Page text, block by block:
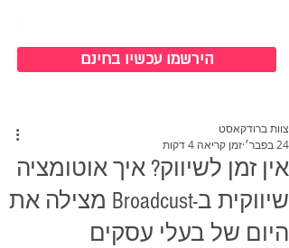
הירשמו עכשיו בחינם
אין זמן לשיווק? איך אוטומציה
שיווקית ב-Broadcust מצילה את
היום של בעלי עסקים
צוות ברודקאסט
24 בפבר׳
זמן קריאה 4 דקות